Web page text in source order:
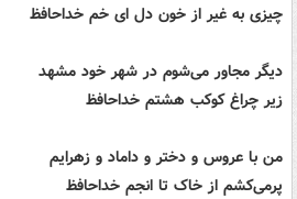
چیزی به غیر از خون دل ای خم خداحافظ
دیگر مجاور می‌شوم در شهر خود مشهد
زیر چراغ کوکب هشتم خداحافظ
من با عروس و دختر و داماد و زهرایم
پرمی‌کشم از خاک تا انجم خداحافظ